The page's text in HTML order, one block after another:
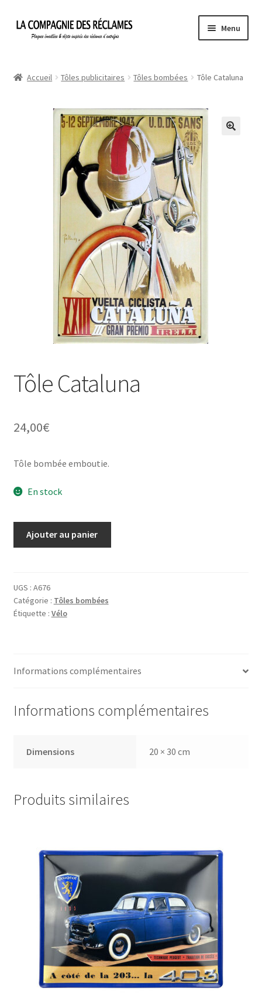
Aller
Aller
Menu
Informations légales
Ma Commande
Mon compte
Politique de confidentialité
Une histoire de plaques émaillées
Accueil Tôles publicitaires Tôles bombées Tôle Cataluna
Tôle Cataluna
24,00€
Tôle bombée emboutie.
En stock
Ajouter au panier
UGS : A676
Catégorie : Tôles bombées
Étiquette : Vélo
Informations complémentaires
Informations complémentaires
Dimensions 20 × 30 cm
Produits similaires